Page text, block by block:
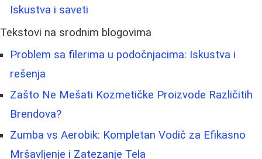
Iskustva i saveti
Tekstovi na srodnim blogovima
Problem sa filerima u podočnjacima: Iskustva i
rešenja
Zašto Ne Mešati Kozmetičke Proizvode Različitih
Brendova?
Zumba vs Aerobik: Kompletan Vodič za Efikasno
Mršavljenje i Zatezanje Tela